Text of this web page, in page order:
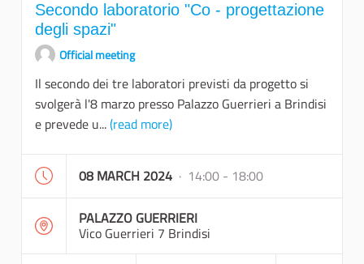
Secondo laboratorio "Co - progettazione
degli spazi"
Official meeting
Il secondo dei tre laboratori previsti da progetto si
svolgerà l'8 marzo presso Palazzo Guerrieri a Brindisi
e prevede u...(read more)
08 MARCH 2024 · 14:00 - 18:00
PALAZZO GUERRIERI
Vico Guerrieri 7 Brindisi